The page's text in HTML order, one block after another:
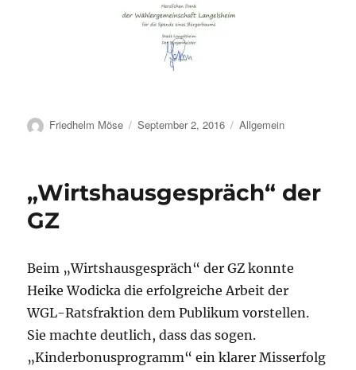
Autor
Friedhelm Möse
Veröffentlicht
September 2, 2016 Kategorien
Allgemein
„Wirtshausgespräch“ der
GZ
Beim „Wirtshausgespräch“ der GZ konnte
Heike Wodicka die erfolgreiche Arbeit der
WGL-Ratsfraktion dem Publikum vorstellen.
Sie machte deutlich, dass das sogen.
„Kinderbonusprogramm“ ein klarer Misserfolg